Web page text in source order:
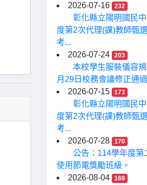
2026-07-16
232
彰化縣立陽明國民
度第2次代理(課)教師甄
考...
2026-07-24
203
本校學生服裝儀容
月29日校務會議修正通
2026-07-15
173
彰化縣立陽明國民
度第2次代理(課)教師甄
考...
2026-07-28
170
公告：114學年度第
使用節電獎勵班級。
2026-08-04
169